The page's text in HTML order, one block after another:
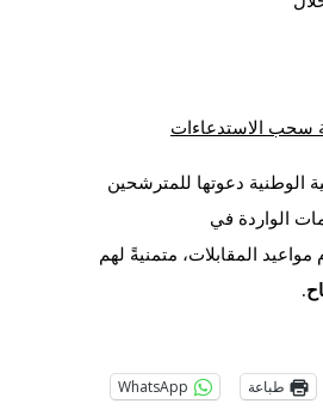
سحب الاستدعاءات
الوطنية دعوتها للمترشحين
الواردة في
مواعيد المقابلات، متمنيةً لهم
.
طباعة WhatsApp